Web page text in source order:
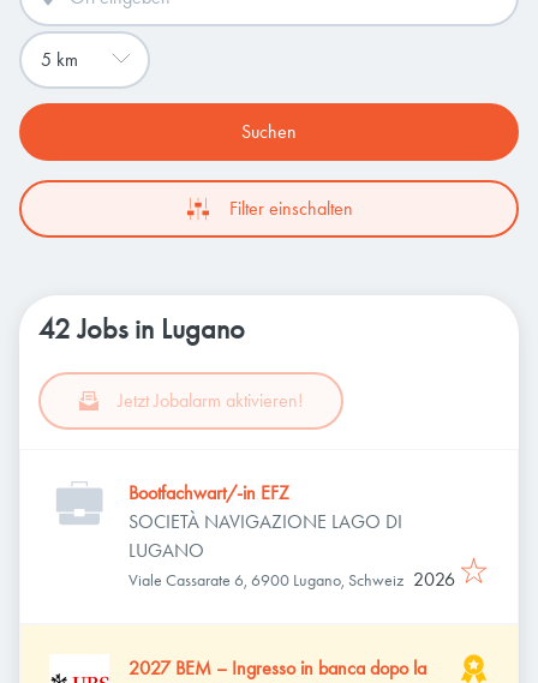
Suchen
Filter einschalten
42 Jobs in Lugano
Jetzt Jobalarm aktivieren!
Bootfachwart/-in EFZ
SOCIETÀ NAVIGAZIONE LAGO DI
LUGANO
Viale Cassarate 6, 6900 Lugano, Schweiz 2026
2027 BEM – Ingresso in banca dopo la